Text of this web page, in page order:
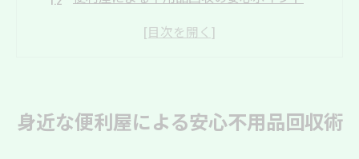
丁寧なヒアリングで納得の不用品回収体験
初めての方も安心できる不用品回収の選び方
身近な便利屋による安心不用品回収術